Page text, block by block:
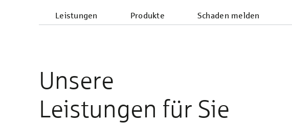
Leistungen Produkte Schaden melden
Unsere
Leistungen für Sie